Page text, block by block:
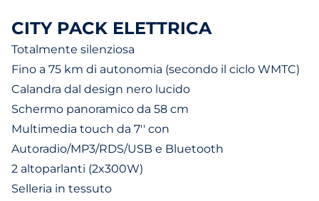
CITY PACK ELETTRICA
Totalmente silenziosa
Fino a 75 km di autonomia (secondo il ciclo WMTC)
Calandra dal design nero lucido
Schermo panoramico da 58 cm
Multimedia touch da 7'' con
Autoradio/MP3/RDS/USB e Bluetooth
2 altoparlanti (2x300W)
Selleria in tessuto